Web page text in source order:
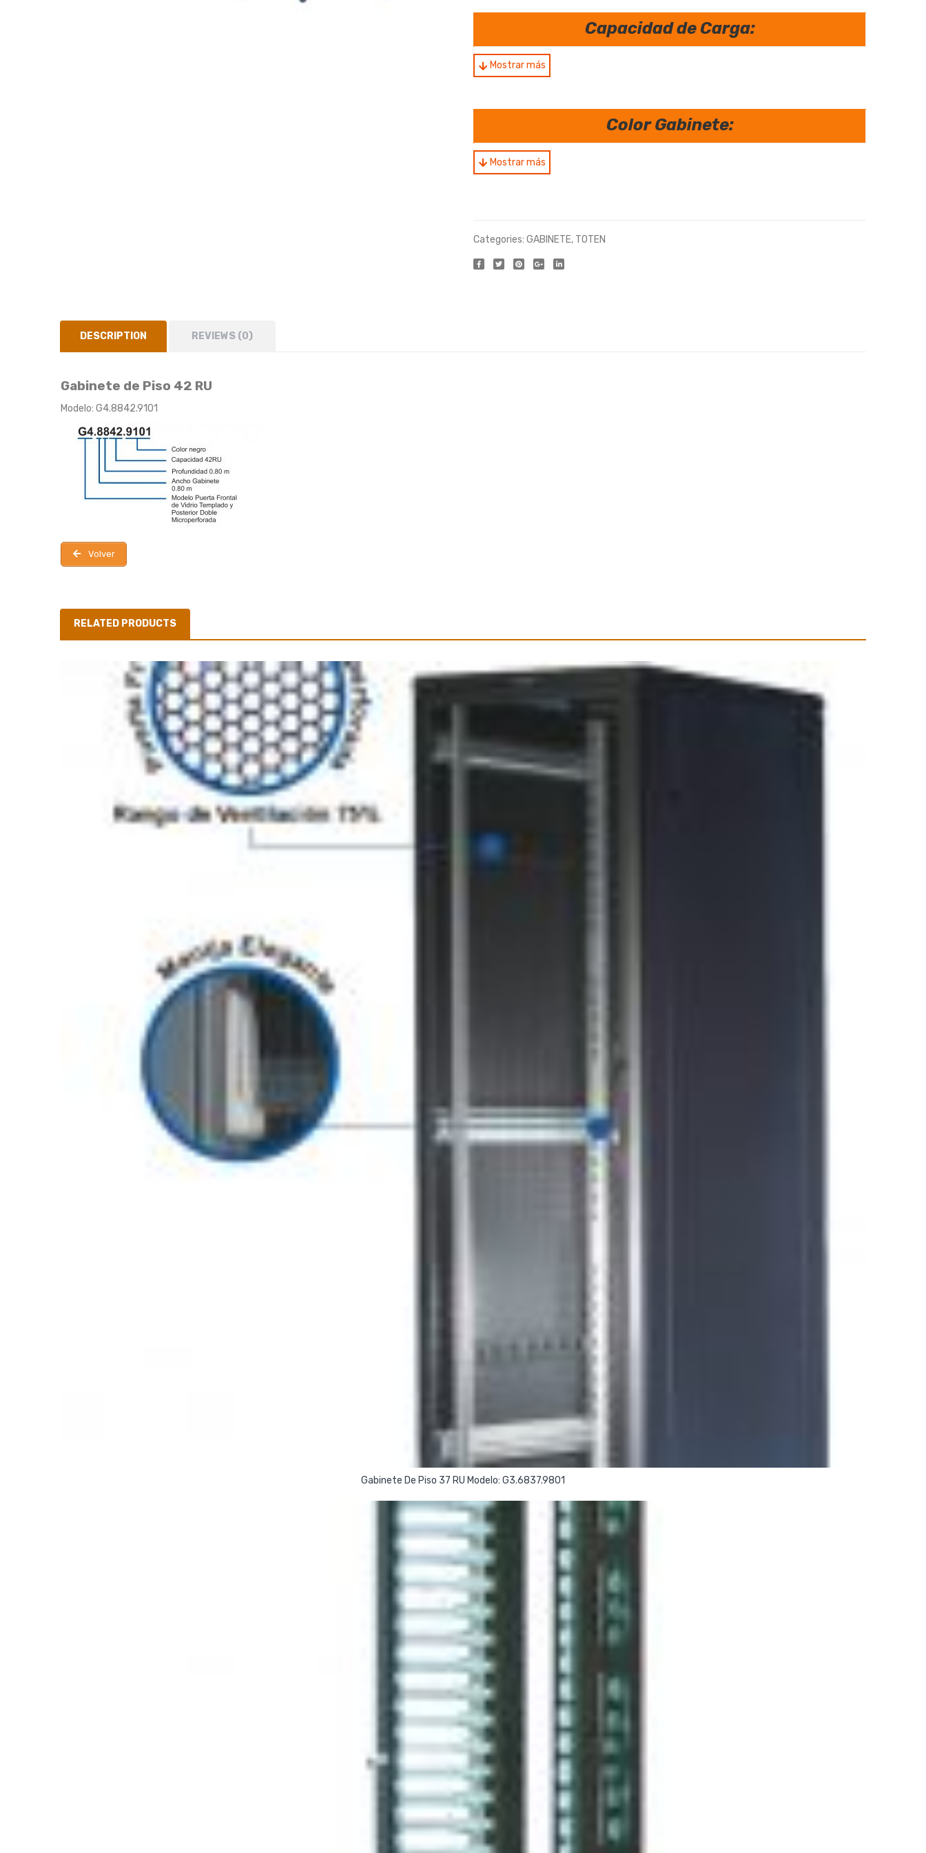
Grosor: 2.00 mm de perfil de montaje
Ángulo de montaje: 1.5 mm.
Porcentaje de Ventilación:
Manija Elegante
Capacidad de Carga:
Carga Estática:
Mostrar más
Color Gabinete:
Color:
Mostrar más
Categories: GABINETE, TOTEN
DESCRIPTION REVIEWS (0)
Gabinete de Piso 42 RU
Modelo: G4.8842.9101
Volver
RELATED PRODUCTS
Gabinete De Piso 37 RU Modelo: G3.6837.9801
Read More